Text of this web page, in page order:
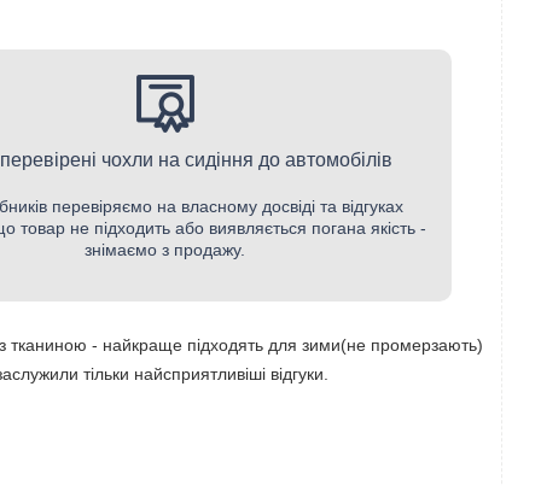
чохли на сидіння до автомобілів
перевіряємо на власному досвіді та відгуках
товар не підходить або виявляється погана якість -
знімаємо з продажу.
тканиною - найкраще підходять для зими(не промерзають)
тільки найсприятливіші відгуки.